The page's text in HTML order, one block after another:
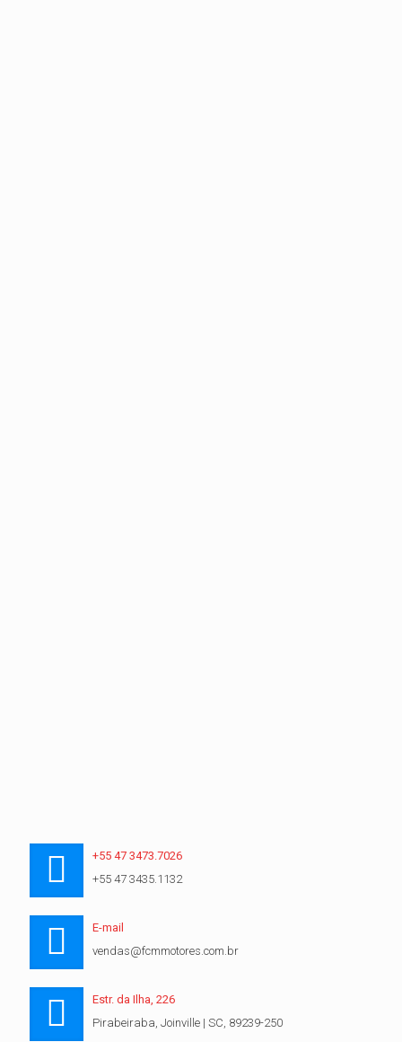
+55 47 3473.7026
+55 47 3435.1132
E-mail
vendas@fcmmotores.com.br
Estr. da Ilha, 226
Pirabeiraba, Joinville | SC, 89239-250